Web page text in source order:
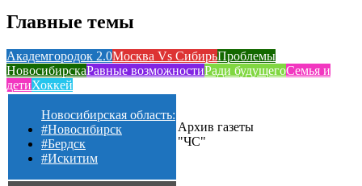
Главные темы
Академгородок 2.0Москва Vs СибирьПроблемы
НовосибирскаРавные возможностиРади будущегоСемья и
детиХоккей
Новосибирская область:
#Новосибирск
#Бердск
#Искитим
Архив газеты
"ЧС"